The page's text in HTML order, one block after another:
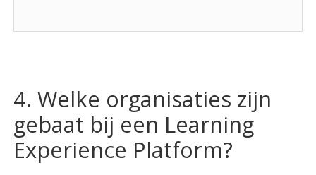
4. Welke organisaties zijn
gebaat bij een Learning
Experience Platform?